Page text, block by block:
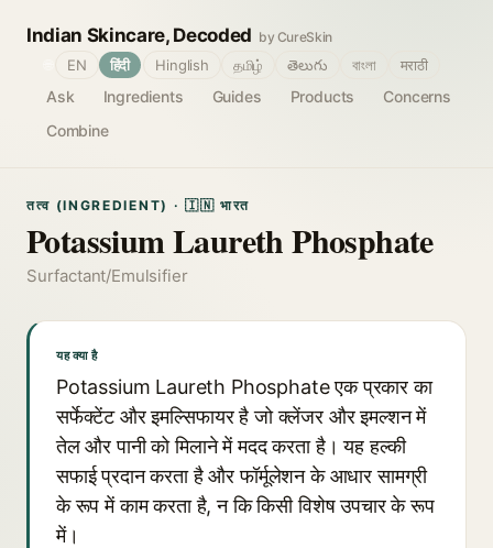
Indian Skincare, Decoded by CureSkin
Ask Ingredients Guides Products
Concerns
Combine
EN हिंदी Hinglish தமிழ் తెలుగు বাংলা मराठी
तत्व (INGREDIENT) · 🇮🇳 भारत
Potassium Laureth Phosphate
Surfactant/Emulsifier
यह क्या है
Potassium Laureth Phosphate एक प्रकार का
सर्फेक्टेंट और इमल्सिफायर है जो क्लेंजर और इमल्शन में
तेल और पानी को मिलाने में मदद करता है। यह हल्की
सफाई प्रदान करता है और फॉर्मूलेशन के आधार सामग्री
के रूप में काम करता है, न कि किसी विशेष उपचार के रूप
में।